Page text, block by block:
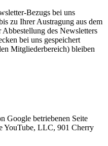
Bezugs bei uns
zu Ihrer Austragung aus dem
des Newsletters
bei uns gespeichert
Mitgliederbereich) bleiben
Google betriebenen Seite
YouTube, LLC, 901 Cherry